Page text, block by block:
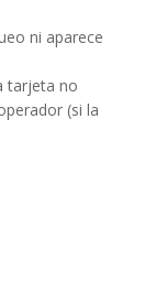
ni aparece
tarjeta no
(si la